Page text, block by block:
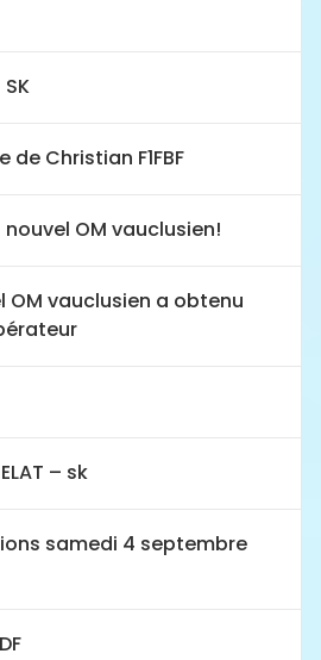
Christian F1FBF
nouvel OM vauclusien!
OM vauclusien a obtenu
– sk
samedi 4 septembre